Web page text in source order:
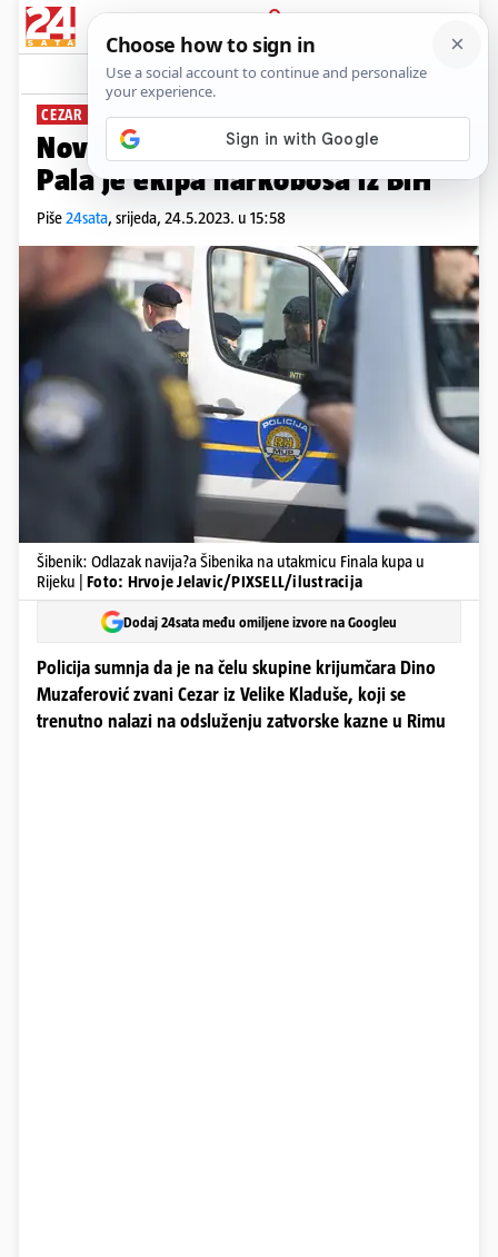
PRIJAVA
News Komentari
CEZAR IZ VELIKE KLADUŠE
Novi detalji policijske akcije:
Pala je ekipa narkobosa iz BiH
Piše24sata, srijeda, 24.5.2023. u 15:58
Šibenik: Odlazak navija?a Šibenika na utakmicu Finala kupa u
Rijeku | Foto: Hrvoje Jelavic/PIXSELL/ilustracija
Dodaj 24sata među omiljene izvore na Googleu
Policija sumnja da je na čelu skupine krijumčara Dino
Muzaferović zvani Cezar iz Velike Kladuše, koji se
trenutno nalazi na odsluženju zatvorske kazne u Rimu